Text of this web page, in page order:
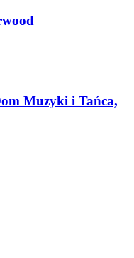
Muzyki i Tańca,